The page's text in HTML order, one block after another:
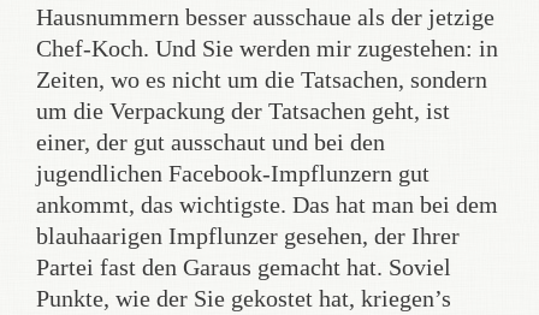
Hausnummern besser ausschaue als der jetzige
Chef-Koch. Und Sie werden mir zugestehen: in
Zeiten, wo es nicht um die Tatsachen, sondern
um die Verpackung der Tatsachen geht, ist
einer, der gut ausschaut und bei den
jugendlichen Facebook-Impflunzern gut
ankommt, das wichtigste. Das hat man bei dem
blauhaarigen Impflunzer gesehen, der Ihrer
Partei fast den Garaus gemacht hat. Soviel
Punkte, wie der Sie gekostet hat, kriegen’s